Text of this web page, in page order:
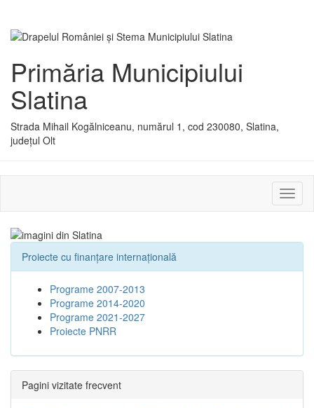
Primăria Municipiului
Slatina
Strada Mihail Kogălniceanu, numărul 1, cod 230080, Slatina,
județul Olt
sau
Proiecte cu finanţare internaţională
Programe 2007-2013
Programe 2014-2020
Programe 2021-2027
Proiecte PNRR
Pagini vizitate frecvent